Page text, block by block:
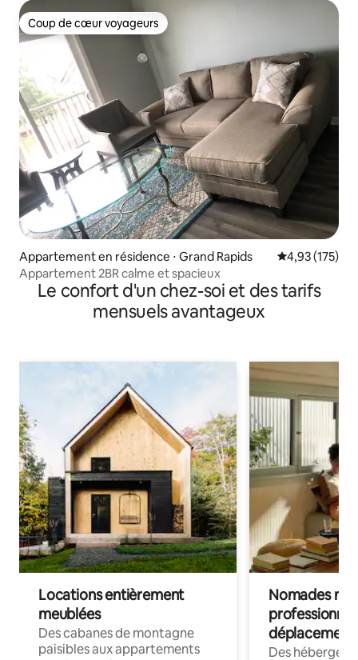
Coup de cœur voyageurs
Coup de cœur voyageurs
Appartement en résidence ⋅ Grand Rapids Évaluation
4,93 (175)
Appartement 2BR calme et spacieux
Le confort d'un chez-soi et des tarifs
mensuels avantageux
Locations entièrement
meublées
Des cabanes de montagne
paisibles aux appartements
Nomades
déplacement
Des